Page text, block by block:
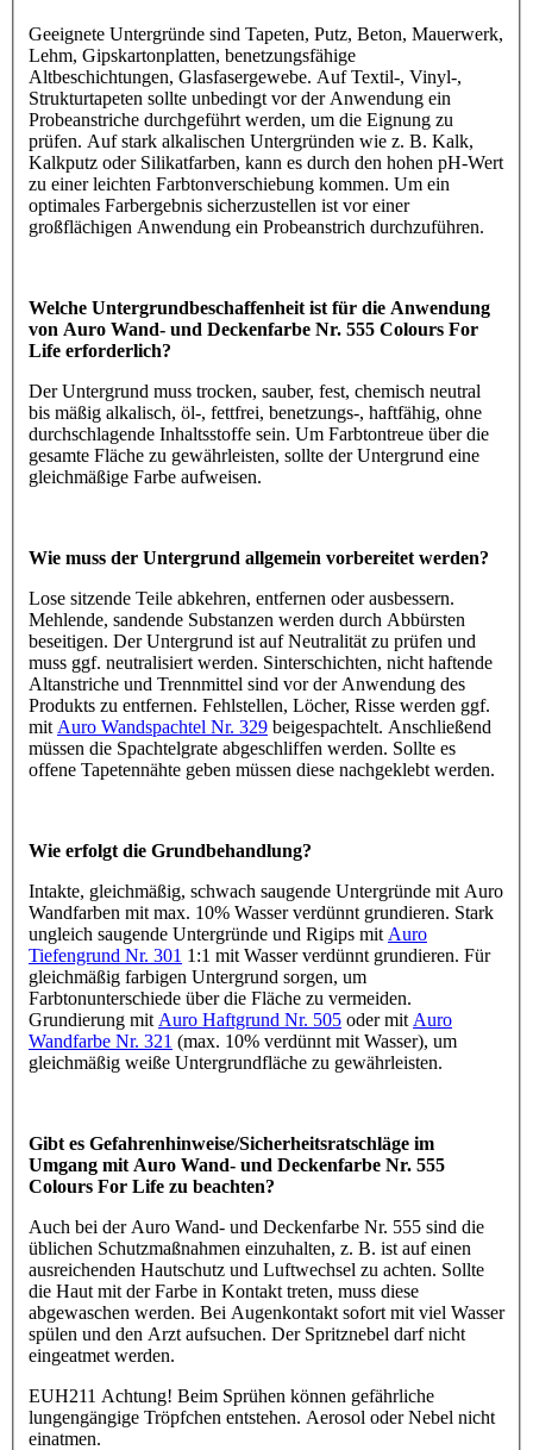
Geeignete Untergründe sind Tapeten, Putz, Beton, Mauerwerk,
Lehm, Gipskartonplatten, benetzungsfähige
Altbeschichtungen, Glasfasergewebe. Auf Textil-, Vinyl-,
Strukturtapeten sollte unbedingt vor der Anwendung ein
Probeanstriche durchgeführt werden, um die Eignung zu
prüfen. Auf stark alkalischen Untergründen wie z. B. Kalk,
Kalkputz oder Silikatfarben, kann es durch den hohen pH-Wert
zu einer leichten Farbtonverschiebung kommen. Um ein
optimales Farbergebnis sicherzustellen ist vor einer
großflächigen Anwendung ein Probeanstrich durchzuführen.
Welche Untergrundbeschaffenheit ist für die Anwendung
von Auro Wand- und Deckenfarbe Nr. 555 Colours For
Life erforderlich?
Der Untergrund muss trocken, sauber, fest, chemisch neutral
bis mäßig alkalisch, öl-, fettfrei, benetzungs-, haftfähig, ohne
durchschlagende Inhaltsstoffe sein. Um Farbtontreue über die
gesamte Fläche zu gewährleisten, sollte der Untergrund eine
gleichmäßige Farbe aufweisen.
Wie muss der Untergrund allgemein vorbereitet werden?
Lose sitzende Teile abkehren, entfernen oder ausbessern.
Mehlende, sandende Substanzen werden durch Abbürsten
beseitigen. Der Untergrund ist auf Neutralität zu prüfen und
muss ggf. neutralisiert werden. Sinterschichten, nicht haftende
Altanstriche und Trennmittel sind vor der Anwendung des
Produkts zu entfernen. Fehlstellen, Löcher, Risse werden ggf.
mit Auro Wandspachtel Nr. 329 beigespachtelt. Anschließend
müssen die Spachtelgrate abgeschliffen werden. Sollte es
offene Tapetennähte geben müssen diese nachgeklebt werden.
Wie erfolgt die Grundbehandlung?
Intakte, gleichmäßig, schwach saugende Untergründe mit Auro
Wandfarben mit max. 10% Wasser verdünnt grundieren. Stark
ungleich saugende Untergründe und Rigips mit Auro
Tiefengrund Nr. 301 1:1 mit Wasser verdünnt grundieren. Für
gleichmäßig farbigen Untergrund sorgen, um
Farbtonunterschiede über die Fläche zu vermeiden.
Grundierung mit Auro Haftgrund Nr. 505 oder mit Auro
Wandfarbe Nr. 321 (max. 10% verdünnt mit Wasser), um
gleichmäßig weiße Untergrundfläche zu gewährleisten.
Gibt es Gefahrenhinweise/Sicherheitsratschläge im
Umgang mit Auro Wand- und Deckenfarbe Nr. 555
Colours For Life zu beachten?
Auch bei der Auro Wand- und Deckenfarbe Nr. 555 sind die
üblichen Schutzmaßnahmen einzuhalten, z. B. ist auf einen
ausreichenden Hautschutz und Luftwechsel zu achten. Sollte
die Haut mit der Farbe in Kontakt treten, muss diese
abgewaschen werden. Bei Augenkontakt sofort mit viel Wasser
spülen und den Arzt aufsuchen. Der Spritznebel darf nicht
eingeatmet werden.
EUH211 Achtung! Beim Sprühen können gefährliche
lungengängige Tröpfchen entstehen. Aerosol oder Nebel nicht
einatmen.